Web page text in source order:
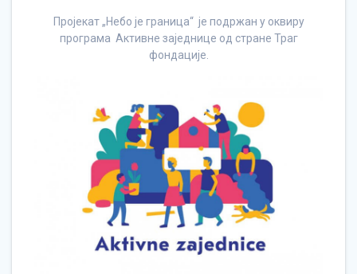
Пројекат „Небо је граница“ је подржан у оквиру
програма Активне заједнице од стране Траг
фондације.